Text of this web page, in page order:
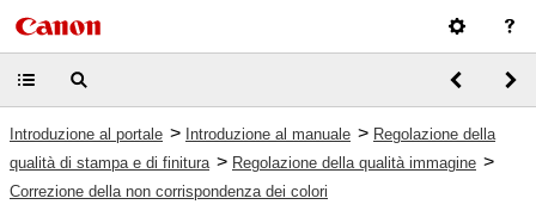
Introduzione al portale > Introduzione al manuale > Regolazione della
qualità di stampa e di finitura > Regolazione della qualità immagine >
Correzione della non corrispondenza dei colori